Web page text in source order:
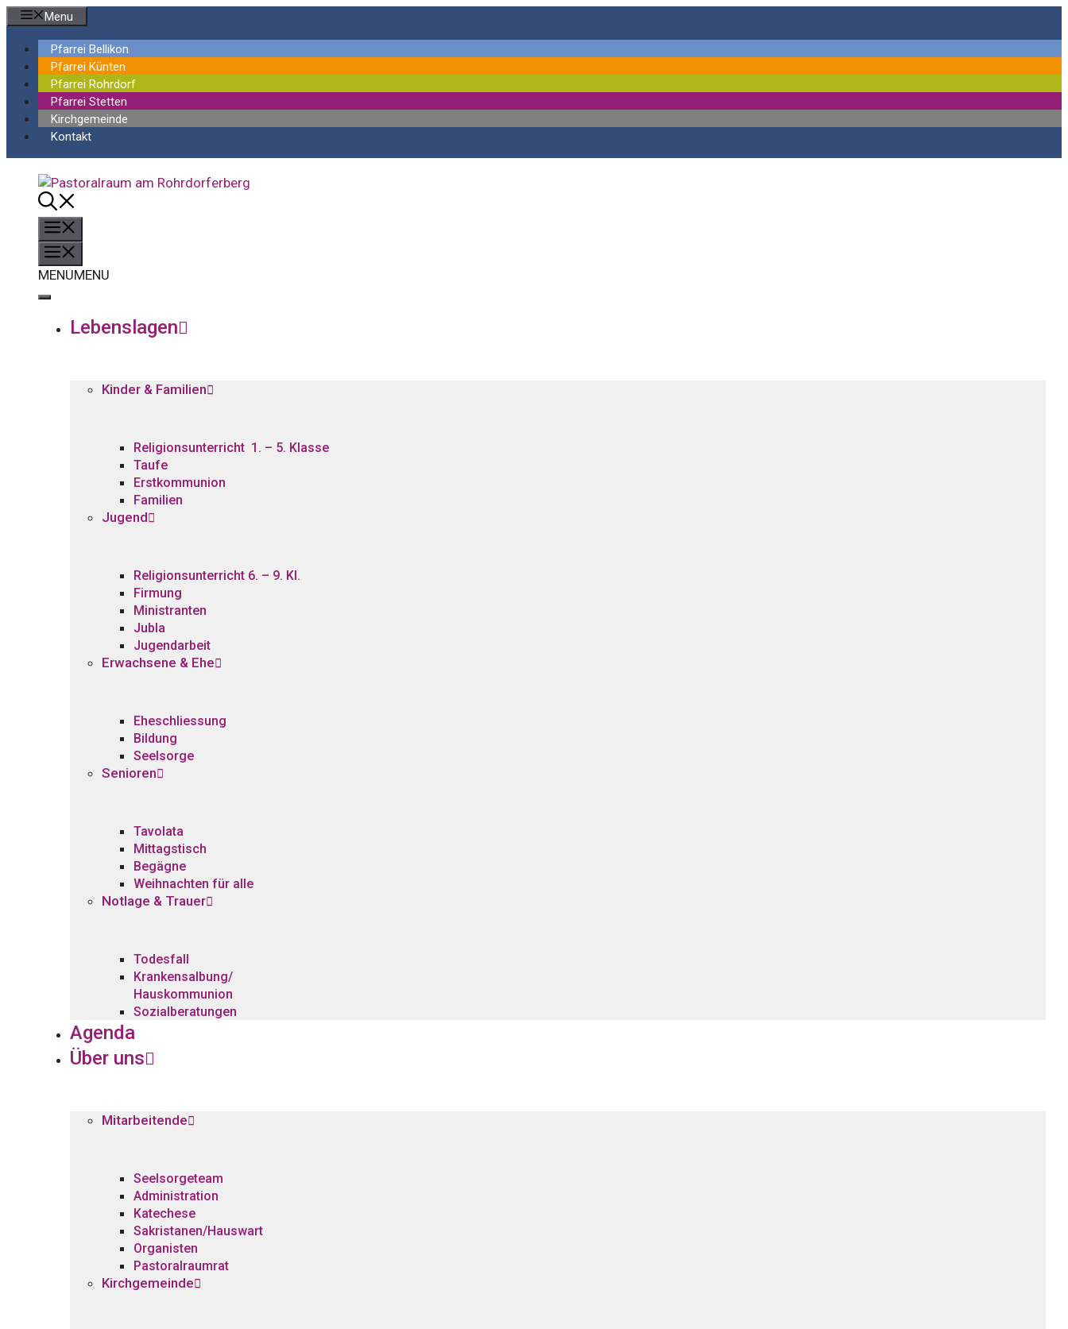
Springe
Inhalt
Menu
Pfarrei Bellikon
Pfarrei Künten
Pfarrei Rohrdorf
Pfarrei Stetten
Kirchgemeinde
Kontakt
MENUMENU
Lebenslagen
Kinder & Familien
Religionsunterricht 1. – 5. Klasse
Taufe
Erstkommunion
Familien
Jugend
Religionsunterricht 6. – 9. Kl.
Firmung
Ministranten
Jubla
Jugendarbeit
Erwachsene & Ehe
Eheschliessung
Bildung
Seelsorge
Senioren
Tavolata
Mittagstisch
Begägne
Weihnachten für alle
Notlage & Trauer
Todesfall
Krankensalbung/
Hauskommunion
Sozialberatungen
Agenda
Über uns
Mitarbeitende
Seelsorgeteam
Administration
Katechese
Sakristanen/Hauswart
Organisten
Pastoralraumrat
Kirchgemeinde